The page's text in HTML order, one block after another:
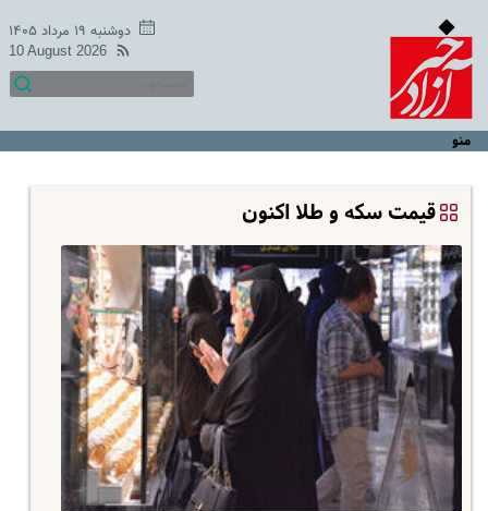
دوشنبه ۱۹ مرداد ۱۴۰۵
10 August 2026
منو
قیمت سکه و طلا اکنون